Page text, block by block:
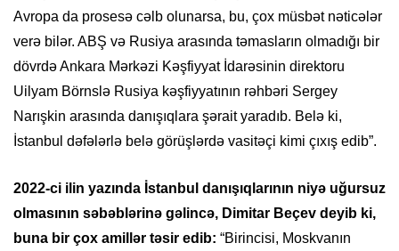
Avropa da prosesə cəlb olunarsa, bu, çox müsbət nəticələr
verə bilər. ABŞ və Rusiya arasında təmasların olmadığı bir
dövrdə Ankara Mərkəzi Kəşfiyyat İdarəsinin direktoru
Uilyam Börnslə Rusiya kəşfiyyatının rəhbəri Sergey
Narışkin arasında danışıqlara şərait yaradıb. Belə ki,
İstanbul dəfələrlə belə görüşlərdə vasitəçi kimi çıxış edib”.
2022-ci ilin yazında İstanbul danışıqlarının niyə uğursuz
olmasının səbəblərinə gəlincə, Dimitar Beçev deyib ki,
buna bir çox amillər təsir edib: “Birincisi, Moskvanın